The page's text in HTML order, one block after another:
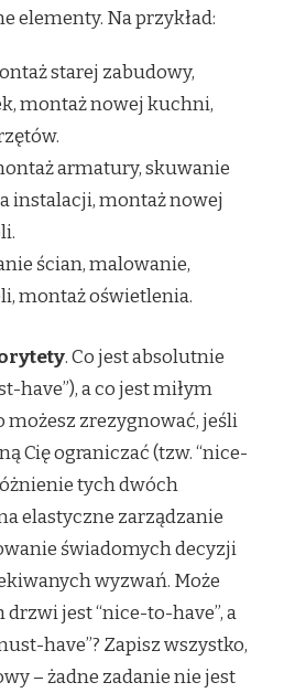
elementy. Na przykład:
starej zabudowy,
montaż nowej kuchni,
armatury, skuwanie
instalacji, montaż nowej
ścian, malowanie,
montaż oświetlenia.
. Co jest absolutnie
have”), a co jest miłym
możesz zrezygnować, jeśli
Cię ograniczać (tzw. “nice-
tych dwóch
elastyczne zarządzanie
świadomych decyzji
wyzwań. Może
jest “nice-to-have”, a
have”? Zapisz wszystko,
– żadne zadanie nie jest